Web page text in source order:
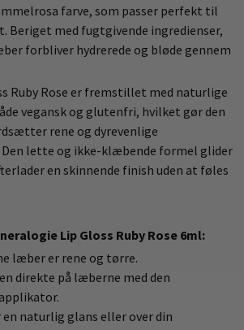
farve, som passer perfekt til
Beriget med fugtgivende ingredienser,
forbliver hydrerede og bløde gennem
Ruby Rose er fremstillet med naturlige
vegansk og glutenfri, hvilket gør den
rene og dyrevenlige
Den lette og ikke-klæbende formel glider
en skinnende finish uden at føles
Lip Gloss Ruby Rose 6ml:
læber er rene og tørre.
direkte på læberne med den
naturlig glans eller over din